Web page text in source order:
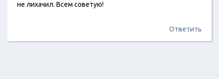
не лихачил. Всем советую!
Ответить